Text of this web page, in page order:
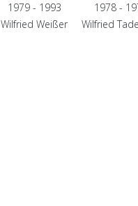
1979 - 1993
Wilfried Weißer
1978 -
Wilfried